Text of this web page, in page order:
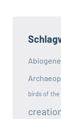
birds of the